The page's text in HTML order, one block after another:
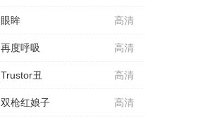
高清
眼眸
高清
再度呼吸
高清
Trustor丑
高清
双枪红娘子